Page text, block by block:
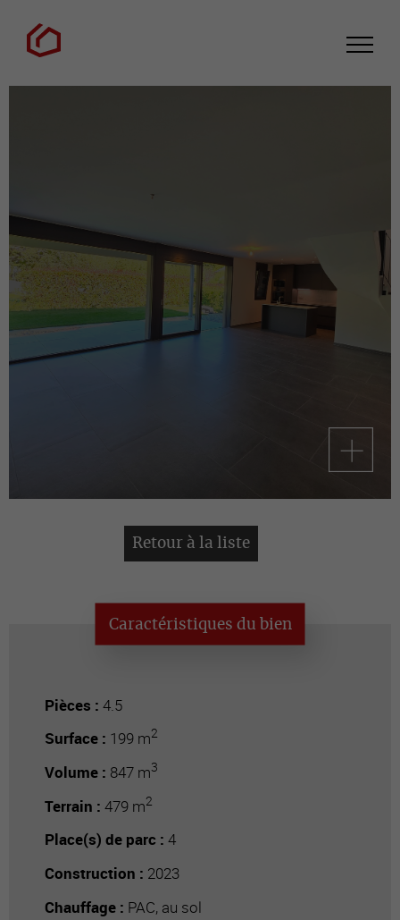
Retour à la liste
Caractéristiques du bien
Pièces : 4.5
Surface : 199 m2
Volume : 847 m3
Terrain : 479 m2
Place(s) de parc : 4
Construction : 2023
Chauffage : PAC, au sol